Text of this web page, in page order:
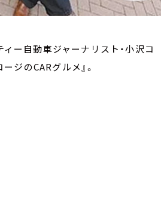
ー自動車ジャーナリスト・小沢コ
ジのCARグルメ』。